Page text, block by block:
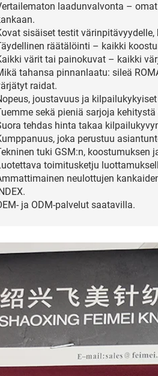
laadunvalvonta –
sisäiset testit
räätälöinti – kaikki
värit tai painokuvat – kaikki
tahansa pinnanlaatu: sileä
raidat.
joustavuus ja
sekä pieniä sarjoja
tehdas hinta takaa
joka perustuu
tuki GSM:n, koostumuksen
toimitusketju
neulottujen kankaiden
ja ODM-palvelut saatavilla.